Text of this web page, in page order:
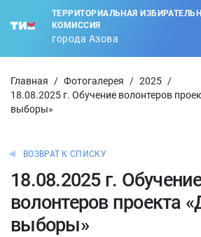
ТЕРРИТОРИАЛЬНАЯ
КОМИССИЯ
города Азова
Главная / Фотогалерея / 2025 /
18.08.2025 г. Обучение волонтеров
выборы»
ВОЗВРАТ К СПИСКУ
18.08.2025 г.
волонтеров проекта
выборы»